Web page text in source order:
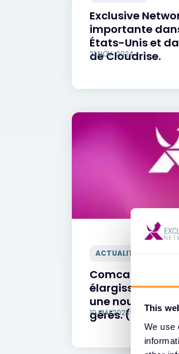
This
We use
Exclusive
importante
États-Unis et
de Cloudrise.
21 NOV. 2024
ACTUALITÉS
Comcast
élargissent le
une nouvelle
gérés. (1)
10 MAI 2023